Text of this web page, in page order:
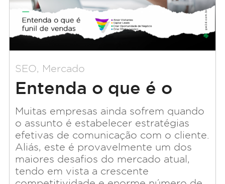
SEO, Mercado
Entenda o que é o
Funil de Vendas
Muitas empresas ainda sofrem quando
o assunto é estabelecer estratégias
efetivas de comunicação com o cliente.
Aliás, este é provavelmente um dos
maiores desafios do mercado atual,
tendo em vista a crescente